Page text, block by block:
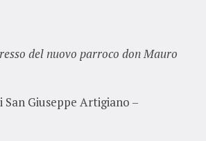
del nuovo parroco don Mauro
San Giuseppe Artigiano –